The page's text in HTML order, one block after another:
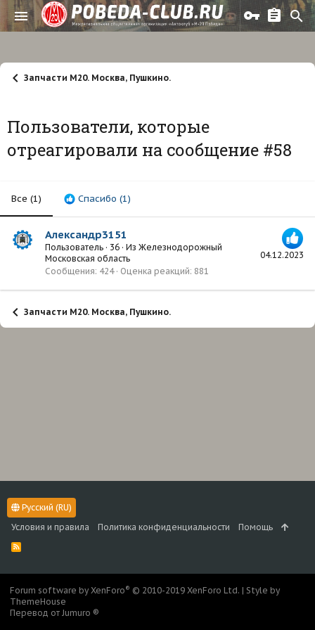
Запчасти М20. Москва, Пушкино.
Пользователи, которые
отреагировали на сообщение #58
Все (1) Спасибо (1)
04.12.2023
Александр3151
Пользователь · 36 · Из Железнодорожный
Московская область
Сообщения 424 Оценка реакций 881
Запчасти М20. Москва, Пушкино.
Русский (RU)
Условия и правила
Политика конфиденциальности Помощь
R
S
Forum software by XenForo® © 2010-2019 XenForo Ltd. | Style by
ThemeHouse
Перевод от Jumuro ®